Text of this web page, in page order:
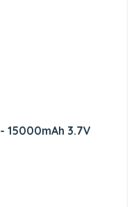
15000mAh 3.7V